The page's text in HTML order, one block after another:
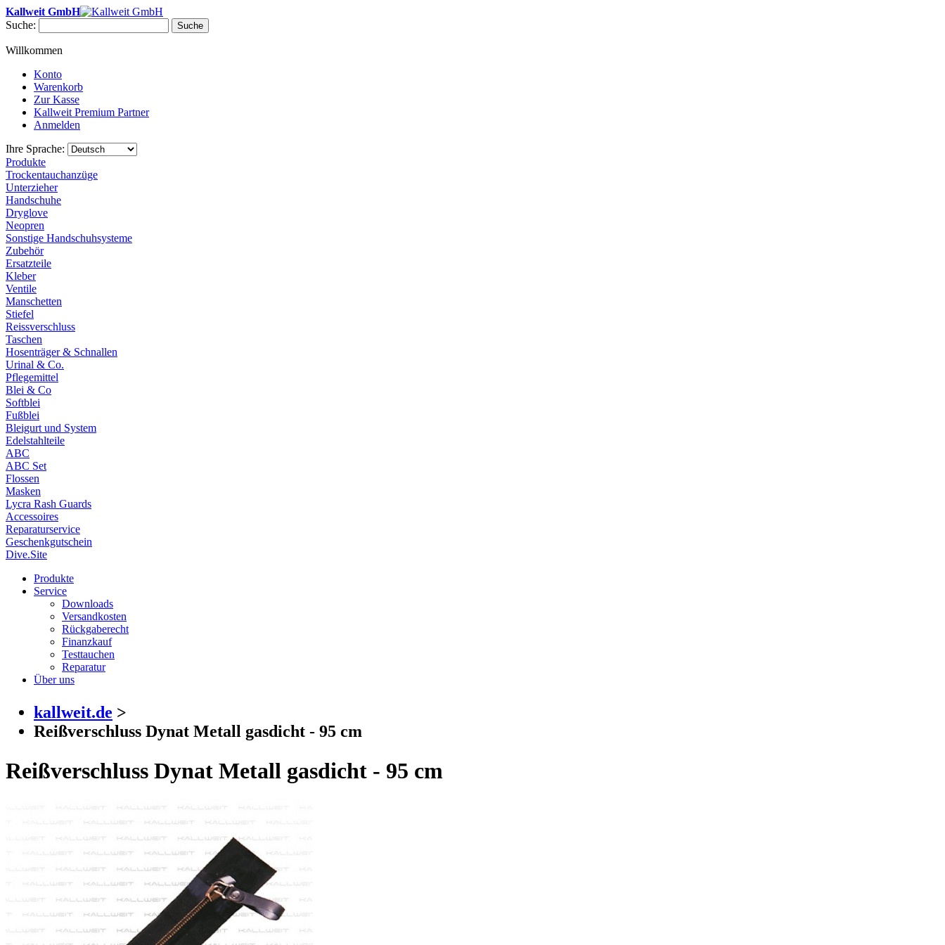
Kallweit GmbH
Suche:
Suche
Willkommen
Konto
Warenkorb
Zur Kasse
Kallweit Premium Partner
Anmelden
Ihre Sprache:
Produkte
Trockentauchanzüge
Unterzieher
Handschuhe
Dryglove
Neopren
Sonstige Handschuhsysteme
Zubehör
Ersatzteile
Kleber
Ventile
Manschetten
Stiefel
Reissverschluss
Taschen
Hosenträger & Schnallen
Urinal & Co.
Pflegemittel
Blei & Co
Softblei
Fußblei
Bleigurt und System
Edelstahlteile
ABC
ABC Set
Flossen
Masken
Lycra Rash Guards
Accessoires
Reparaturservice
Geschenkgutschein
Dive.Site
Produkte
Service
Downloads
Versandkosten
Rückgaberecht
Finanzkauf
Testtauchen
Reparatur
Über uns
kallweit.de >
Reißverschluss Dynat Metall gasdicht - 95 cm
Reißverschluss Dynat Metall gasdicht - 95 cm